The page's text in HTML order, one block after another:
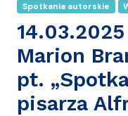
Spotkania autorskie
Marion
pt.
pisarza